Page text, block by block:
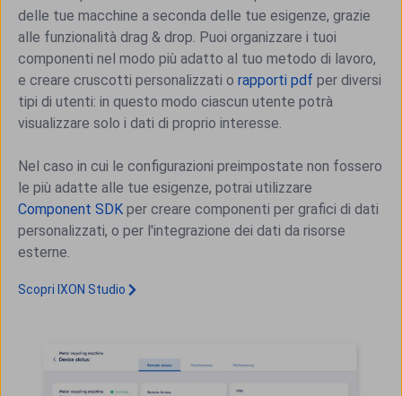
delle tue macchine a seconda delle tue esigenze, grazie
alle funzionalità drag & drop. Puoi organizzare i tuoi
componenti nel modo più adatto al tuo metodo di lavoro,
e creare cruscotti personalizzati o rapporti pdf per diversi
tipi di utenti: in questo modo ciascun utente potrà
visualizzare solo i dati di proprio interesse.
Nel caso in cui le configurazioni preimpostate non fossero
le più adatte alle tue esigenze, potrai utilizzare
Component SDK per creare componenti per grafici di dati
personalizzati, o per l'integrazione dei dati da risorse
esterne.
Scopri IXON Studio